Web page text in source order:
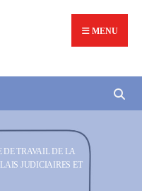
MENU
TRAVAIL DE LA
JUDICIAIRES ET